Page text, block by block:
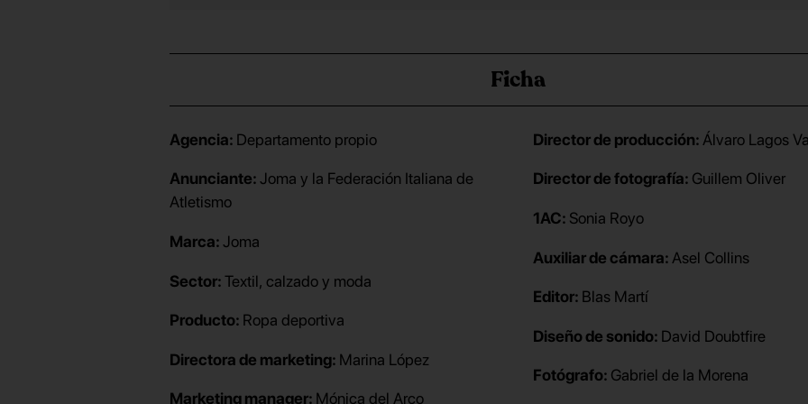
Ficha
Agencia: Departamento propio
Anunciante:Joma y la Federación Italiana de
Atletismo
Marca:Joma
Sector:Textil, calzado y moda
Producto: Ropa deportiva
Directora de marketing: Marina López
Marketing manager: Mónica del Arco
Director de producción: Álvaro Lagos
Director de fotografía: Guillem Oliver
1AC: Sonia Royo
Auxiliar de cámara: Asel Collins
Editor: Blas Martí
Diseño de sonido: David Doubtfire
Fotógrafo: Gabriel de la Morena